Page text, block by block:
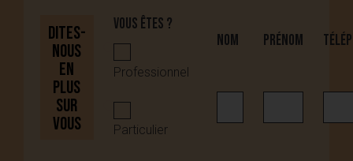
Dites-
nous
en
plus
sur
vous
Vous êtes ?
Professionnel
Particulier
Nom Prénom